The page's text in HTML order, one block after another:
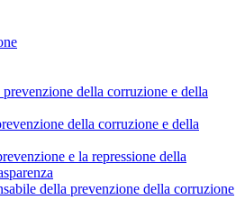
della corruzione e della
della corruzione e della
e la repressione della
della prevenzione della corruzione